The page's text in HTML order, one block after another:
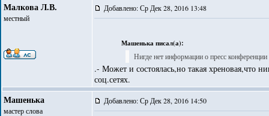
Малкова Л.В.
местный
Добавлено: Ср Дек 28, 2016 13:48
Машенька писал(а):
Нигде нет информации о пресс
.- Может и состоялась,но такая хреновая,что
соц.сетях.
Машенька
мастер слова
Добавлено: Ср Дек 28, 2016 14:50